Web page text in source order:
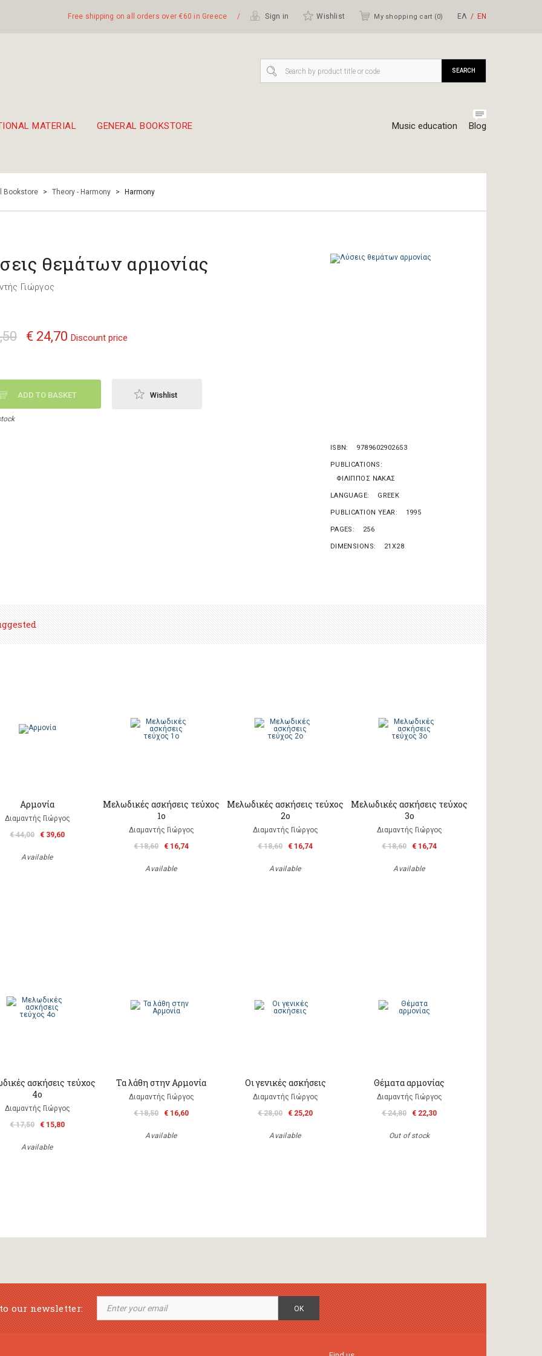
Free shipping on all orders over €60 in Greece / Sign in Wishlist My shopping cart (0) ΕΛ ΕΝ
MATERIAL GENERAL BOOKSTORE Music education Blog
SEARCH
Bookstore > Theory - Harmony > Harmony
θεμάτων αρμονίας
Γιώργος
€ 24,70 Discount price
ADD TO BASKET Wishlist
ISBN 9789602902653
PUBLICATIONS
ΦΙΛΙΠΠΟΣ ΝΑΚΑΣ
LANGUAGE GREEK
PUBLICATION YEAR 1995
PAGES 256
DIMENSIONS 21X28
Αρμονία
Διαμαντής Γιώργος
€ 44,00
€ 39,60
Available
Μελωδικές ασκήσεις τεύχος
1ο
Διαμαντής Γιώργος
€ 18,60
€ 16,74
Available
Μελωδικές ασκήσεις τεύχος
2ο
Διαμαντής Γιώργος
€ 18,60
€ 16,74
Available
Μελωδικές ασκήσεις τεύχος
3ο
Διαμαντής Γιώργος
€ 18,60
€ 16,74
Available
ασκήσεις τεύχος
4ο
Διαμαντής Γιώργος
€ 17,50
€ 15,80
Available
Τα λάθη στην Αρμονία
Διαμαντής Γιώργος
€ 18,50
€ 16,60
Available
Οι γενικές ασκήσεις
Διαμαντής Γιώργος
€ 28,00
€ 25,20
Available
Θέματα αρμονίας
Διαμαντής Γιώργος
€ 24,80
€ 22,30
Out of stock
our newsletter: OK